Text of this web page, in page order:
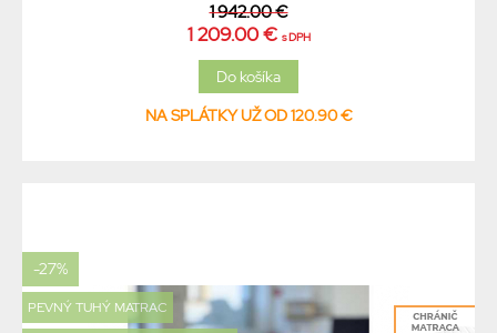
1 942.00 €
1 209.00 € s DPH
NA SPLÁTKY UŽ OD 120.90 €
-27%
PEVNÝ TUHÝ MATRAC